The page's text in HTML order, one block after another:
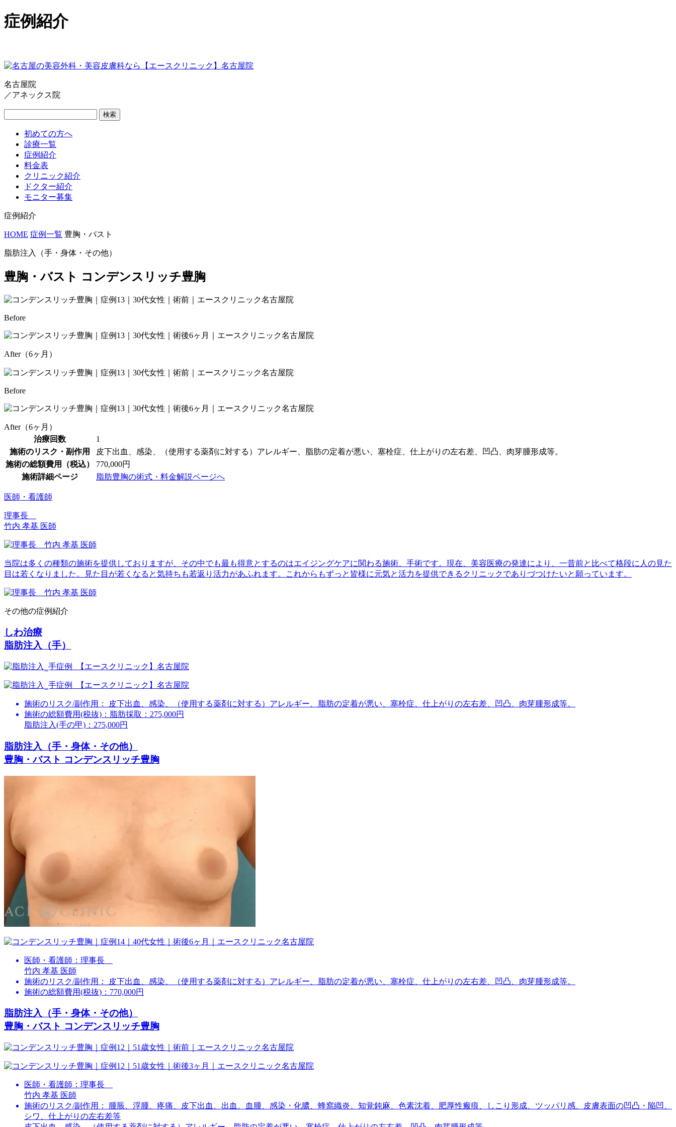
症例紹介
名古屋院
／アネックス院
検索
初めての方へ
診療一覧
症例紹介
料金表
クリニック紹介
ドクター紹介
モニター募集
症例紹介
HOME 症例一覧 豊胸・バスト
脂肪注入（手・身体・その他）
豊胸・バスト コンデンスリッチ豊胸
Before
After（6ヶ月）
Before
After（6ヶ月）
治療回数
1
施術のリスク・副作用
皮下出血、感染、（使用する薬剤に対する）アレルギー、脂肪の定着が悪い、塞栓症、仕上がりの左右差、凹凸、肉芽腫形成等。
施術の総額費用（税込）
770,000円
施術詳細ページ
脂肪豊胸の術式・料金解説ページへ
医師・看護師
理事長
竹内 孝基 医師
当院は多くの種類の施術を提供しておりますが、その中でも最も得意とするのはエイジングケアに関わる施術、手術です。現在、美容医療の発達により、一昔前と比べて格段に人の見た
目は若くなりました。見た目が若くなると気持ちも若返り活力があふれます。これからもずっと皆様に元気と活力を提供できるクリニックでありづつけたいと願っています。
その他の症例紹介
しわ治療
脂肪注入（手）
施術のリスク/副作用：
皮下出血、感染、（使用する薬剤に対する）アレルギー、脂肪の定着が悪い、塞栓症、仕上がりの左右差、凹凸、肉芽腫形成等。
施術の総額費用(税抜)： 脂肪採取：275,000円
脂肪注入(手の甲)：275,000円
脂肪注入（手・身体・その他）
豊胸・バスト コンデンスリッチ豊胸
医師・看護師： 理事長
竹内 孝基 医師
施術のリスク/副作用：
皮下出血、感染、（使用する薬剤に対する）アレルギー、脂肪の定着が悪い、塞栓症、仕上がりの左右差、凹凸、肉芽腫形成等。
施術の総額費用(税抜)： 770,000円
脂肪注入（手・身体・その他）
豊胸・バスト コンデンスリッチ豊胸
医師・看護師： 理事長
竹内 孝基 医師
施術のリスク/副作用：
腫脹、浮腫、疼痛、皮下出血、出血、血腫、感染・化膿、蜂窩織炎、知覚鈍麻、色素沈着、肥厚性瘢痕、しこり形成、ツッパリ感、皮膚表面の凹凸・陥凹、
シワ、仕上がりの左右差等